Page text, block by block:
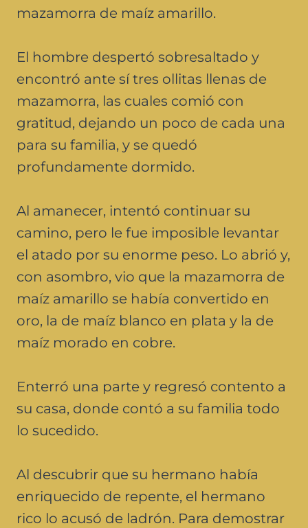
mazamorra de maíz amarillo.
El hombre despertó sobresaltado y
encontró ante sí tres ollitas llenas de
mazamorra, las cuales comió con
gratitud, dejando un poco de cada una
para su familia, y se quedó
profundamente dormido.
Al amanecer, intentó continuar su
camino, pero le fue imposible levantar
el atado por su enorme peso. Lo abrió y,
con asombro, vio que la mazamorra de
maíz amarillo se había convertido en
oro, la de maíz blanco en plata y la de
maíz morado en cobre.
Enterró una parte y regresó contento a
su casa, donde contó a su familia todo
lo sucedido.
Al descubrir que su hermano había
enriquecido de repente, el hermano
rico lo acusó de ladrón. Para demostrar